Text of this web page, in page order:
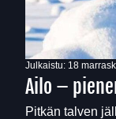
Julkaistu: 18
Ailo –
Pitkän talven